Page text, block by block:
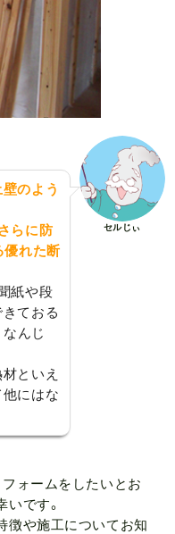
のよう
らに防
優れた断
紙や段
ておる
なんじ
といえ
にはな
セルじぃ
ォームをしたいとお
です。
徴や施工についてお知